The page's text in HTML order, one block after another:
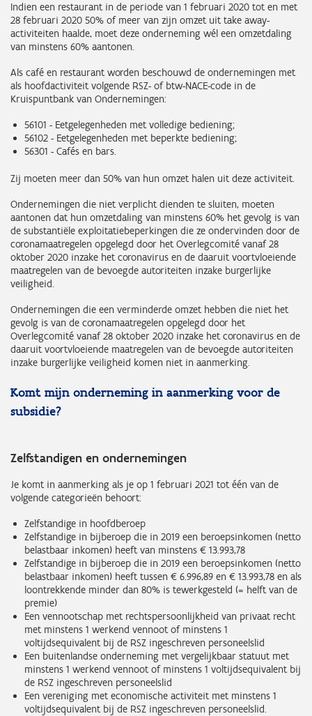
Indien een restaurant in de periode van 1 februari 2020 tot en met
28 februari 2020 50% of meer van zijn omzet uit take away-
activiteiten haalde, moet deze onderneming wél een omzetdaling
van minstens 60% aantonen.
Als café en restaurant worden beschouwd de ondernemingen met
als hoofdactiviteit volgende RSZ- of btw-NACE-code in de
Kruispuntbank van Ondernemingen:
56101 - Eetgelegenheden met volledige bediening;
56102 - Eetgelegenheden met beperkte bediening;
56301 - Cafés en bars.
Zij moeten meer dan 50% van hun omzet halen uit deze activiteit.
Ondernemingen die niet verplicht dienden te sluiten, moeten
aantonen dat hun omzetdaling van minstens 60% het gevolg is van
de substantiële exploitatiebeperkingen die ze ondervinden door de
coronamaatregelen opgelegd door het Overlegcomité vanaf 28
oktober 2020 inzake het coronavirus en de daaruit voortvloeiende
maatregelen van de bevoegde autoriteiten inzake burgerlijke
veiligheid.
Ondernemingen die een verminderde omzet hebben die niet het
gevolg is van de coronamaatregelen opgelegd door het
Overlegcomité vanaf 28 oktober 2020 inzake het coronavirus en de
daaruit voortvloeiende maatregelen van de bevoegde autoriteiten
inzake burgerlijke veiligheid komen niet in aanmerking.
Komt mijn onderneming in aanmerking voor de
subsidie?
Zelfstandigen en ondernemingen
Je komt in aanmerking als je op 1 februari 2021 tot één van de
volgende categorieën behoort:
Zelfstandige in hoofdberoep
Zelfstandige in bijberoep die in 2019 een beroepsinkomen (netto
belastbaar inkomen) heeft van minstens € 13.993,78
Zelfstandige in bijberoep die in 2019 een beroepsinkomen (netto
belastbaar inkomen) heeft tussen € 6.996,89 en € 13.993,78 en als
loontrekkende minder dan 80% is tewerkgesteld (= helft van de
premie)
Een vennootschap met rechtspersoonlijkheid van privaat recht
met minstens 1 werkend vennoot of minstens 1
voltijdsequivalent bij de RSZ ingeschreven personeelslid
Een buitenlandse onderneming met vergelijkbaar statuut met
minstens 1 werkend vennoot of minstens 1 voltijdsequivalent bij
de RSZ ingeschreven personeelslid
Een vereniging met economische activiteit met minstens 1
voltijdsequivalent bij de RSZ ingeschreven personeelslid.